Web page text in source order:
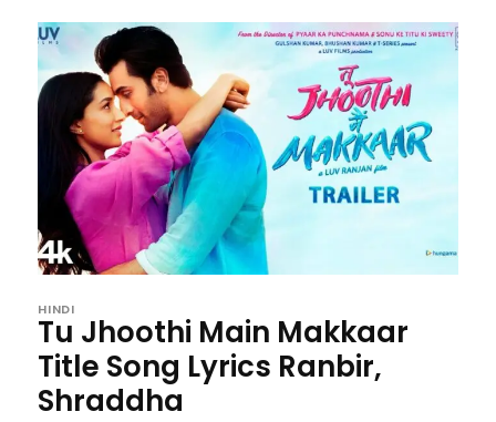
HINDI
Tu Jhoothi Main Makkaar
Title Song Lyrics Ranbir,
Shraddha